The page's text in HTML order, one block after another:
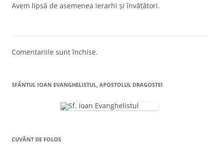
Avem lipsă de asemenea ierarhi și învățători.
Comentariile sunt închise.
SFÂNTUL IOAN EVANGHELISTUL, APOSTOLUL DRAGOSTEI
CUVÂNT DE FOLOS